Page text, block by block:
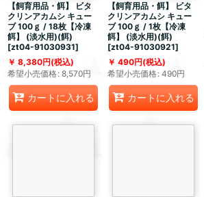
【飼育用品・餌】 ビタ
クリンアカムシ キュー
ブ 100ｇ / 18枚【冷凍
餌】 (淡水用)(餌)
[zt04-91030931]
8,380円(税込)
希望小売価格: 8,570円
カートに入れる
【飼育用品・餌】 ビタ
クリンアカムシ キュー
ブ 100ｇ / 1枚【冷凍
餌】 (淡水用)(餌)
[zt04-91030921]
490円(税込)
希望小売価格: 490円
カートに入れる